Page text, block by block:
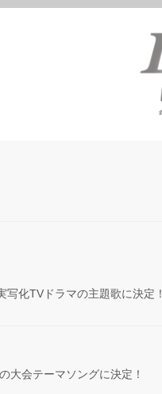
化TVドラマの主題歌に決定！
大会テーマソングに決定！